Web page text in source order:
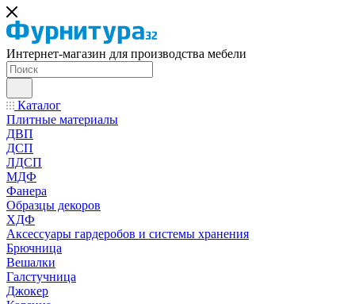
Интернет-магазин для производства мебели
Каталог
Плитные материалы
ДВП
ДСП
ЛДСП
МДФ
Фанера
Образцы декоров
ХДФ
Аксессуары гардеробов и системы хранения
Брючница
Вешалки
Галстучница
Джокер